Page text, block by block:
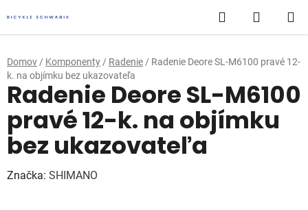
na
obsah
Hľadať
KOŠÍK
Domov / Komponenty / Radenie / Radenie Deore SL-M6100 pravé 12-
k. na objímku bez ukazovateľa
Radenie Deore SL-M6100
pravé 12-k. na objímku
bez ukazovateľa
Značka: SHIMANO